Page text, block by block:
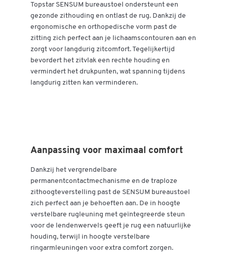
Topstar SENSUM bureaustoel ondersteunt een
gezonde zithouding en ontlast de rug. Dankzij de
ergonomische en orthopedische vorm past de
zitting zich perfect aan je lichaamscontouren aan en
zorgt voor langdurig zitcomfort. Tegelijkertijd
bevordert het zitvlak een rechte houding en
vermindert het drukpunten, wat spanning tijdens
langdurig zitten kan verminderen.
Aanpassing voor maximaal comfort
Dankzij het vergrendelbare
permanentcontactmechanisme en de traploze
zithoogteverstelling past de SENSUM bureaustoel
zich perfect aan je behoeften aan. De in hoogte
verstelbare rugleuning met geïntegreerde steun
voor de lendenwervels geeft je rug een natuurlijke
houding, terwijl in hoogte verstelbare
ringarmleuningen voor extra comfort zorgen.